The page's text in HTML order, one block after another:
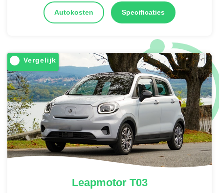
Autokosten Specificaties
Vergelijk
LeapmotorT03